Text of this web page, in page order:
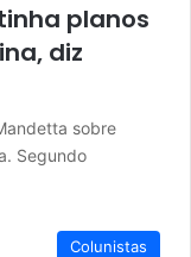
planos
diz
sobre
Segundo
Colunistas